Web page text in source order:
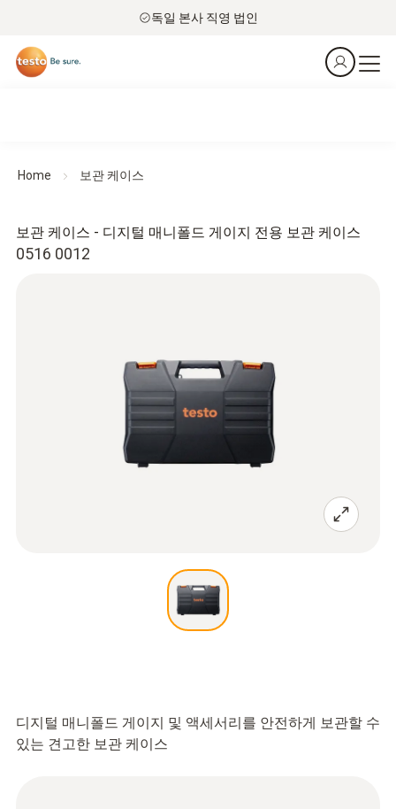
독일 본사 직영 법인
Home 보관 케이스
0516 0012
보관 케이스 - 디지털 매니폴드 게이지 전용 보관 케이스
디지털 매니폴드 게이지 및 액세서리를 안전하게 보관할 수
있는 견고한 보관 케이스